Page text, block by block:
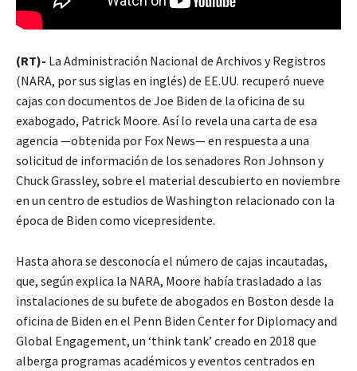
(RT)- La Administración Nacional de Archivos y Registros
(NARA, por sus siglas en inglés) de EE.UU. recuperó nueve
cajas con documentos de Joe Biden de la oficina de su
exabogado, Patrick Moore. Así lo revela una carta de esa
agencia —obtenida por Fox News— en respuesta a una
solicitud de información de los senadores Ron Johnson y
Chuck Grassley, sobre el material descubierto en noviembre
en un centro de estudios de Washington relacionado con la
época de Biden como vicepresidente.
Hasta ahora se desconocía el número de cajas incautadas,
que, según explica la NARA, Moore había trasladado a las
instalaciones de su bufete de abogados en Boston desde la
oficina de Biden en el Penn Biden Center for Diplomacy and
Global Engagement, un ‘think tank’ creado en 2018 que
alberga programas académicos y eventos centrados en